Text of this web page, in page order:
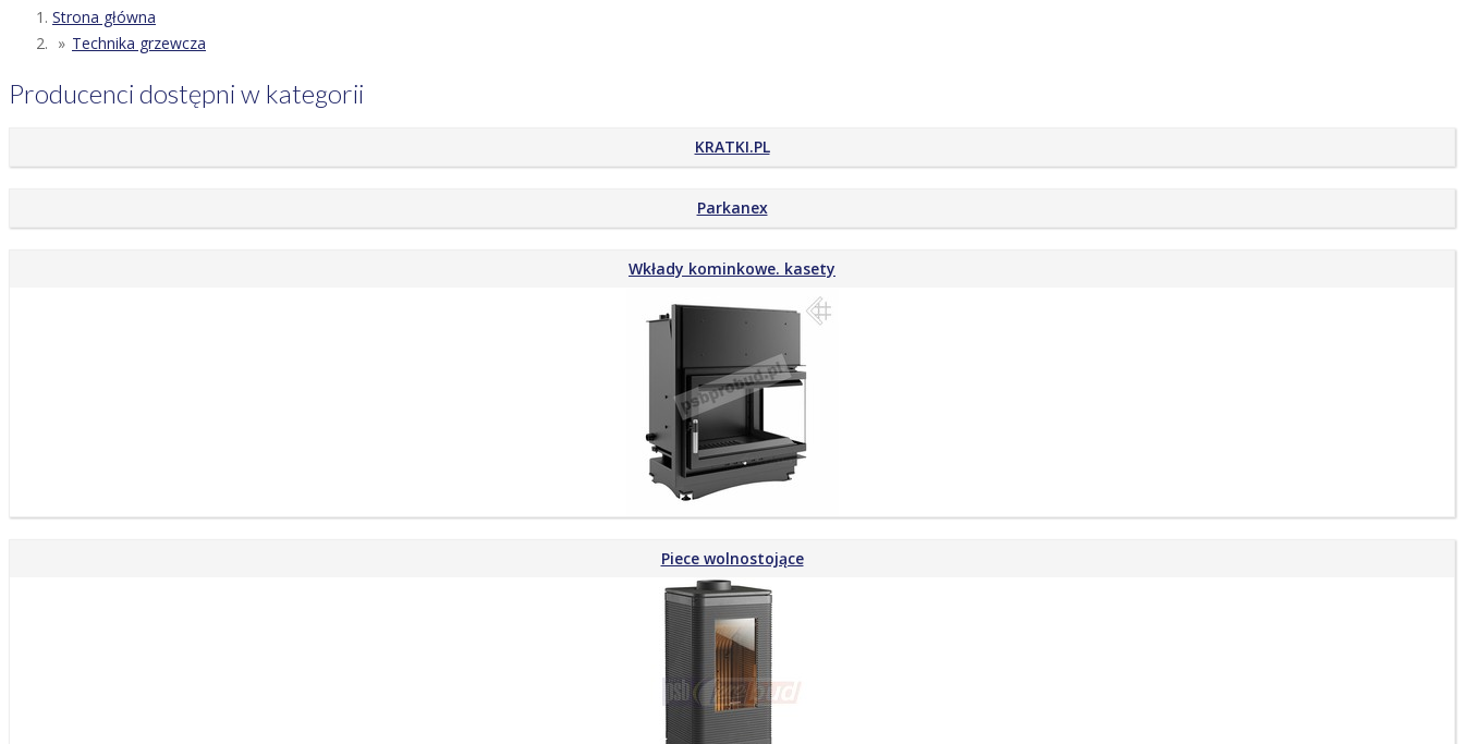
Strona główna
Technika grzewcza
Producenci dostępni w kategorii
KRATKI.PL
Parkanex
Wkłady kominkowe. kasety
Piece wolnostojące